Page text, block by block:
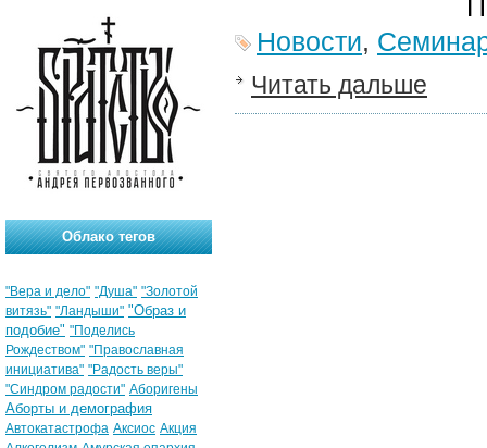
Новости,
Читать дальше
Облако тегов
"Вера и дело" "Душа" "Золотой
витязь" "Ландыши" "Образ и
подобие" "Поделись
Рождеством" "Православная
инициатива" "Радость веры"
"Синдром радости" Аборигены
Аборты и демография
Автокатастрофа Аксиос Акция